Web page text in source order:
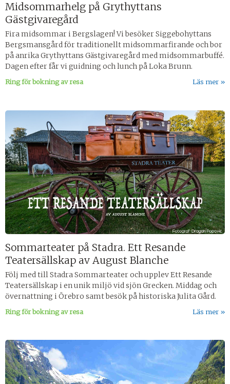
Midsommarhelg på Grythyttans
Gästgivaregård
Fira midsommar i Bergslagen! Vi besöker Siggebohyttans
Bergsmansgård för traditionellt midsommarfirande och bor
på anrika Grythyttans Gästgivaregård med midsommarbuffé.
Dagen efter får vi guidning och lunch på Loka Brunn.
Ring för bokning av resa Läs mer
Sommarteater på Stadra. Ett Resande
Teatersällskap av August Blanche
Följ med till Stadra Sommarteater och upplev Ett Resande
Teatersällskap i en unik miljö vid sjön Grecken. Middag och
övernattning i Örebro samt besök på historiska Julita Gård.
Ring för bokning av resa Läs mer